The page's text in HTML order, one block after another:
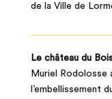
de la Ville de
Le château du
Muriel Rodolosse
l’embellissement